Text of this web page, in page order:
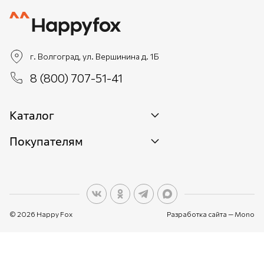
г. Волгоград, ул. Вершинина д. 1Б
8 (800) 707-51-41
Каталог
Новинки
Покупателям
О персональных данных
© 2026 Happy Fox Разработка сайта — Mono